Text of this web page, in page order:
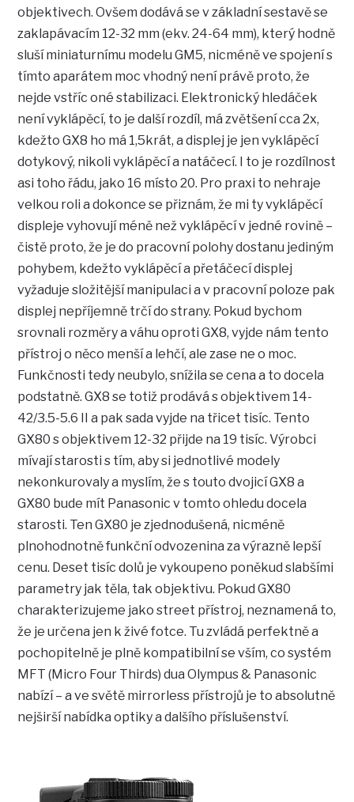
objektivech. Ovšem dodává se v základní sestavě se
zaklapávacím 12-32 mm (ekv. 24-64 mm), který hodně
sluší miniaturnímu modelu GM5, nicméně ve spojení s
tímto aparátem moc vhodný není právě proto, že
nejde vstříc oné stabilizaci. Elektronický hledáček
není vyklápěcí, to je další rozdíl, má zvětšení cca 2x,
kdežto GX8 ho má 1,5krát, a displej je jen vyklápěcí
dotykový, nikoli vyklápěcí a natáčecí. I to je rozdílnost
asi toho řádu, jako 16 místo 20. Pro praxi to nehraje
velkou roli a dokonce se přiznám, že mi ty vyklápěcí
displeje vyhovují méně než vyklápěcí v jedné rovině –
čistě proto, že je do pracovní polohy dostanu jediným
pohybem, kdežto vyklápěcí a přetáčecí displej
vyžaduje složitější manipulaci a v pracovní poloze pak
displej nepříjemně trčí do strany. Pokud bychom
srovnali rozměry a váhu oproti GX8, vyjde nám tento
přístroj o něco menší a lehčí, ale zase ne o moc.
Funkčnosti tedy neubylo, snížila se cena a to docela
podstatně. GX8 se totiž prodává s objektivem 14-
42/3.5-5.6 II a pak sada vyjde na třicet tisíc. Tento
GX80 s objektivem 12-32 přijde na 19 tisíc. Výrobci
mívají starosti s tím, aby si jednotlivé modely
nekonkurovaly a myslím, že s touto dvojicí GX8 a
GX80 bude mít Panasonic v tomto ohledu docela
starosti. Ten GX80 je zjednodušená, nicméně
plnohodnotně funkční odvozenina za výrazně lepší
cenu. Deset tisíc dolů je vykoupeno poněkud slabšími
parametry jak těla, tak objektivu. Pokud GX80
charakterizujeme jako street přístroj, neznamená to,
že je určena jen k živé fotce. Tu zvládá perfektně a
pochopitelně je plně kompatibilní se vším, co systém
MFT (Micro Four Thirds) dua Olympus & Panasonic
nabízí – a ve světě mirrorless přístrojů je to absolutně
nejširší nabídka optiky a dalšího příslušenství.